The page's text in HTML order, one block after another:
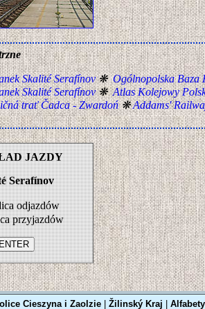
Skalité Serafínov❋Ogólnopolska Baza
Skalité Serafínov❋Atlas Kolejowy
trať Čadca - Zwardoń❋Addams'
JAZDY
Serafínov
odjazdów
przyjazdów
Cieszyna i Zaolzie| Žilinský Kraj